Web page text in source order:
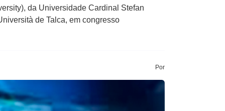
da Universidade Cardinal Stefan
de Talca, em congresso
Por